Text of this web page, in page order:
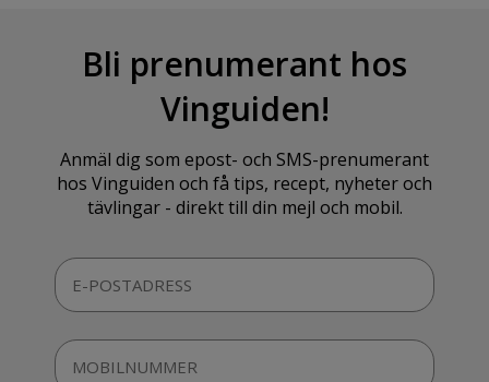
Bli prenumerant hos
Vinguiden!
Anmäl dig som epost- och SMS-prenumerant
hos Vinguiden och få tips, recept, nyheter och
tävlingar - direkt till din mejl och mobil.